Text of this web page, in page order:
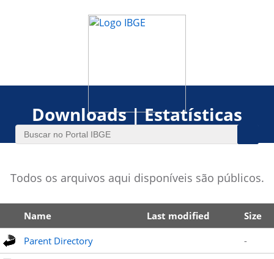
Downloads | Estatísticas
Todos os arquivos aqui disponíveis são públicos.
Name Last modified Size
Parent Directory -